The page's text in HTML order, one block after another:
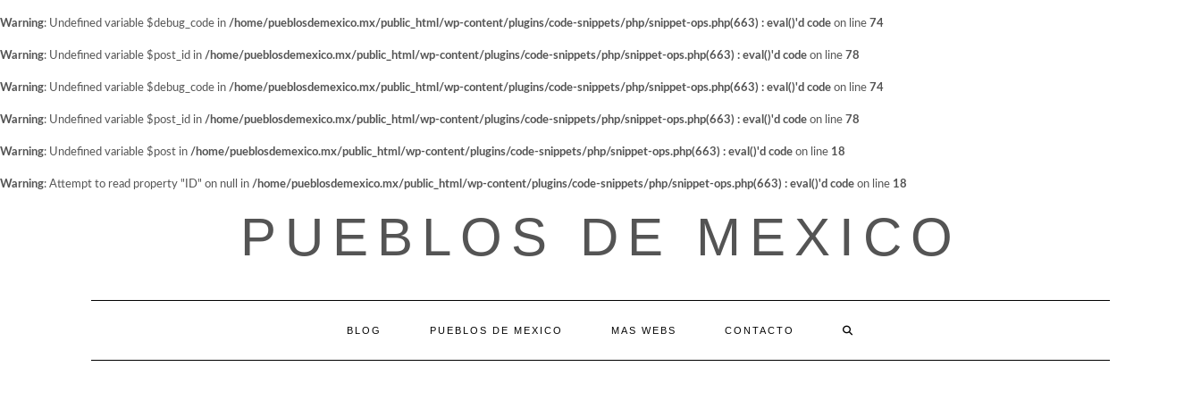
Warning: Undefined variable $debug_code in /home/pueblosdemexico.mx/public_html/wp-content/plugins/code-snippets/php/snippet-ops.php(663) : eval()'d code on line 74
Warning: Undefined variable $post_id in /home/pueblosdemexico.mx/public_html/wp-content/plugins/code-snippets/php/snippet-ops.php(663) : eval()'d code on line 78
Warning: Undefined variable $debug_code in /home/pueblosdemexico.mx/public_html/wp-content/plugins/code-snippets/php/snippet-ops.php(663) : eval()'d code on line 74
Warning: Undefined variable $post_id in /home/pueblosdemexico.mx/public_html/wp-content/plugins/code-snippets/php/snippet-ops.php(663) : eval()'d code on line 78
Warning: Undefined variable $post in /home/pueblosdemexico.mx/public_html/wp-content/plugins/code-snippets/php/snippet-ops.php(663) : eval()'d code on line 18
Warning: Attempt to read property "ID" on null in /home/pueblosdemexico.mx/public_html/wp-content/plugins/code-snippets/php/snippet-ops.php(663) : eval()'d code on line 18
PUEBLOS DE MEXICO
BLOG PUEBLOS DE MEXICO MAS WEBS CONTACTO